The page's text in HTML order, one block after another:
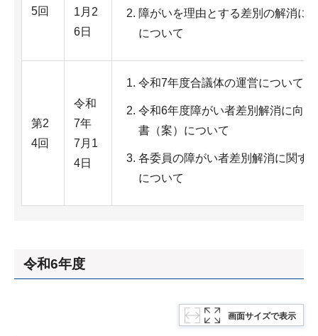
5回
1月2
6日
障がいを理由とする差別の解消に
について
第2
4回
令和
7年
7月1
4日
令和7年度合議体の運営について
令和6年度障がい者差別解消に向
書（案）について
各委員の障がい者差別解消に関す
について
令和6年度
画面サイズで表示